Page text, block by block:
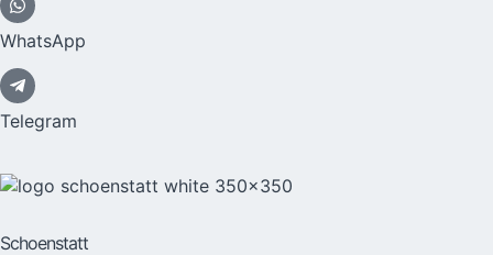
WhatsApp
Telegram
Schoenstatt